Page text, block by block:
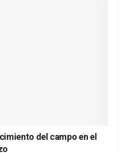
del campo en el